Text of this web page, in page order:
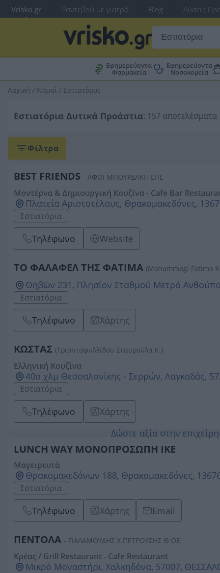
Vrisko.gr Ραντεβού με γιατρό Blog Λύσεις
Εφημερεύοντα
Φαρμακεία
Εφημερεύοντα
Νοσοκομεία
Αρχική / Νομοί / Εστιατόρια
Εστιατόρια Δυτικά Προάστια: 157 αποτελέσματα
Φίλτρα
BEST FRIENDS - ΑΦΟΙ ΜΠΟΥΡΔΑΚΗ ΕΠΕ
Μοντέρνα & Δημιουργική Κουζίνα - Cafe Bar
Πλατεία Αριστοτέλους, Θρακομακεδόνες,
Εστιατόρια
Τηλέφωνο Website
ΤΟ ΦΑΛΑΦΕΛ ΤΗΣ ΦΑΤΙΜΑ (Mohammagi Fatima
Θηβών 231, Πλησίον Σταθμού Μετρό
Εστιατόρια
Τηλέφωνο Χάρτης
ΚΩΣΤΑΣ (Τριανταφυλλίδου Σταυρούλα Κ.)
Ελληνική Κουζίνα
40ο χλμ Θεσσαλονίκης - Σερρών, Λαγκαδάς,
Εστιατόρια
Τηλέφωνο
Χάρτης
Δώστε αξία στην
LUNCH WAY ΜΟΝΟΠΡΟΣΩΠΗ ΙΚΕ
Μαγειρευτά
Θρακομακεδόνων 188, Θρακομακεδόνες,
Εστιατόρια
Τηλέφωνο Χάρτης Email
ΠΕΝΤΟΛΑ - ΓΙΑΛΑΜΟΥΔΗΣ Χ ΠΕΤΡΟΥΣΗΣ Θ ΟΕ
Κρέας / Grill Restaurant - Cafe Restaurant
Μικρό Μοναστήρι, Χαλκηδόνα, 57007,